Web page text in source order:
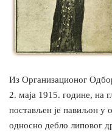
Из Организационог
2. маја 1915. године, на
постављен је павиљон у
односно дебло липовог